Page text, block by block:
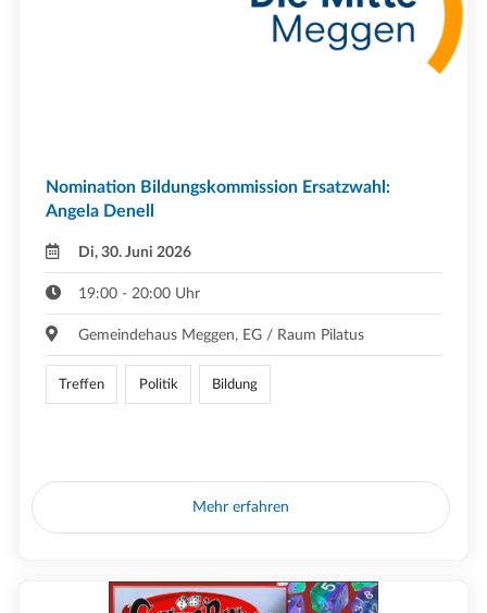
Nomination Bildungskommission Ersatzwahl:
Angela Denell
Di, 30. Juni 2026
19:00 - 20:00 Uhr
Gemeindehaus Meggen, EG / Raum Pilatus
Treffen Politik Bildung
Mehr erfahren